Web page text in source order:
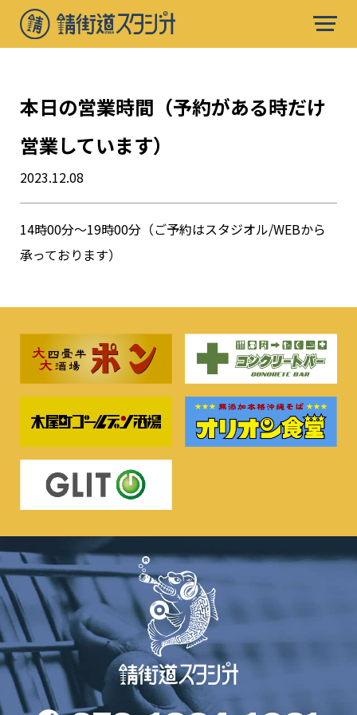
本日の営業時間（予約がある時だけ
営業しています）
2023.12.08
14時00分〜19時00分（ご予約はスタジオル/WEBから
承っております）